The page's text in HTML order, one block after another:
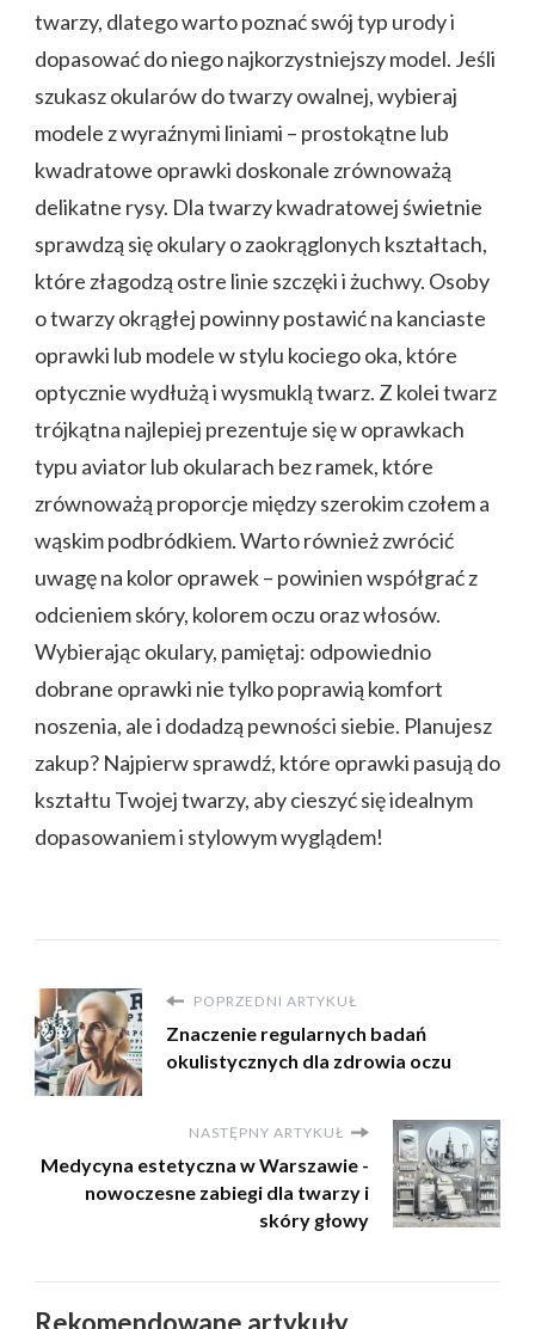
twarzy, dlatego warto poznać swój typ urody i
dopasować do niego najkorzystniejszy model. Jeśli
szukasz okularów do twarzy owalnej, wybieraj
modele z wyraźnymi liniami – prostokątne lub
kwadratowe oprawki doskonale zrównoważą
delikatne rysy. Dla twarzy kwadratowej świetnie
sprawdzą się okulary o zaokrąglonych kształtach,
które złagodzą ostre linie szczęki i żuchwy. Osoby
o twarzy okrągłej powinny postawić na kanciaste
oprawki lub modele w stylu kociego oka, które
optycznie wydłużą i wysmuklą twarz. Z kolei twarz
trójkątna najlepiej prezentuje się w oprawkach
typu aviator lub okularach bez ramek, które
zrównoważą proporcje między szerokim czołem a
wąskim podbródkiem. Warto również zwrócić
uwagę na kolor oprawek – powinien współgrać z
odcieniem skóry, kolorem oczu oraz włosów.
Wybierając okulary, pamiętaj: odpowiednio
dobrane oprawki nie tylko poprawią komfort
noszenia, ale i dodadzą pewności siebie. Planujesz
zakup? Najpierw sprawdź, które oprawki pasują do
kształtu Twojej twarzy, aby cieszyć się idealnym
dopasowaniem i stylowym wyglądem!
POPRZEDNI ARTYKUŁ
Znaczenie regularnych badań
okulistycznych dla zdrowia oczu
NASTĘPNY ARTYKUŁ
Medycyna estetyczna w Warszawie -
nowoczesne zabiegi dla twarzy i
skóry głowy
Rekomendowane artykuły